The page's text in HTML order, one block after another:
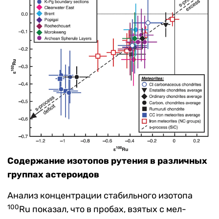
Содержание изотопов рутения в различных
группах астероидов
Анализ концентрации стабильного изотопа
100Ru показал, что в пробах, взятых с мел-